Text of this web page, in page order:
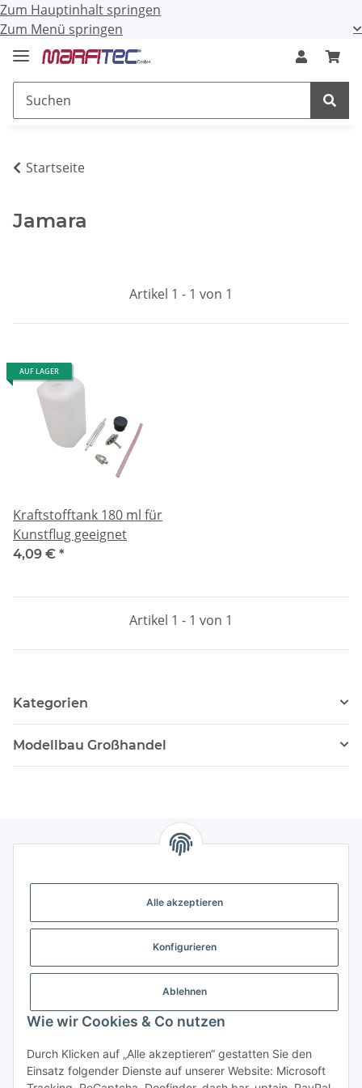
Zum Hauptinhalt springen
Zum Menü springen
Alle akzeptieren
Konfigurieren
Ablehnen
Wie wir Cookies & Co nutzen
Durch Klicken auf „Alle akzeptieren“ gestatten Sie den
Einsatz folgender Dienste auf unserer Website: Microsoft
Startseite
Jamara
Artikel 1 - 1 von 1
AUF LAGER
Kraftstofftank 180 ml für
Kunstflug geeignet
4,09 € *
Artikel 1 - 1 von 1
Kategorien
Modellbau Großhandel
Gesetzliche Informationen
Weitere Informationen
Support - Hilfe
Modellbau Großhandel